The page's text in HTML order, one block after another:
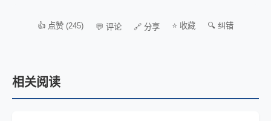
👍 点赞 (245) 💬 评论 🔗 分享 ⭐ 收藏 🔍 纠错
相关阅读